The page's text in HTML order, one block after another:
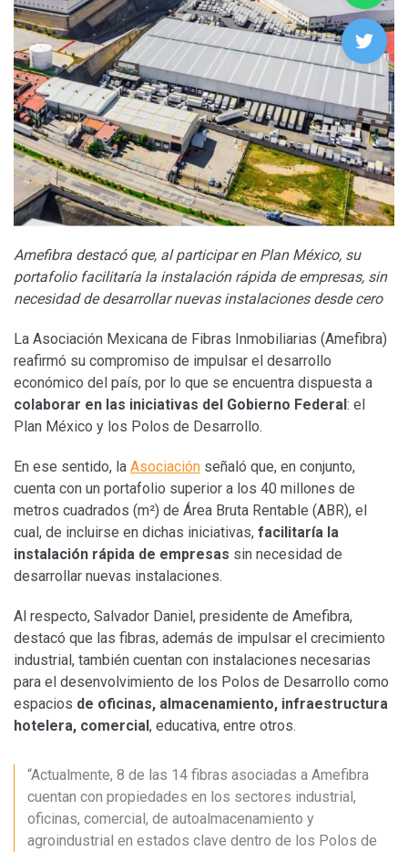
Amefibra destacó que, al participar en Plan México, su
portafolio facilitaría la instalación rápida de empresas, sin
necesidad de desarrollar nuevas instalaciones desde cero
La Asociación Mexicana de Fibras Inmobiliarias (Amefibra)
reafirmó su compromiso de impulsar el desarrollo
económico del país, por lo que se encuentra dispuesta a
colaborar en las iniciativas del Gobierno Federal: el
Plan México y los Polos de Desarrollo.
En ese sentido, la Asociación señaló que, en conjunto,
cuenta con un portafolio superior a los 40 millones de
metros cuadrados (m²) de Área Bruta Rentable (ABR), el
cual, de incluirse en dichas iniciativas, facilitaría la
instalación rápida de empresas sin necesidad de
desarrollar nuevas instalaciones.
Al respecto, Salvador Daniel, presidente de Amefibra,
destacó que las fibras, además de impulsar el crecimiento
industrial, también cuentan con instalaciones necesarias
para el desenvolvimiento de los Polos de Desarrollo como
espacios de oficinas, almacenamiento, infraestructura
hotelera, comercial, educativa, entre otros.
“Actualmente, 8 de las 14 fibras asociadas a Amefibra
cuentan con propiedades en los sectores industrial,
oficinas, comercial, de autoalmacenamiento y
agroindustrial en estados clave dentro de los Polos de